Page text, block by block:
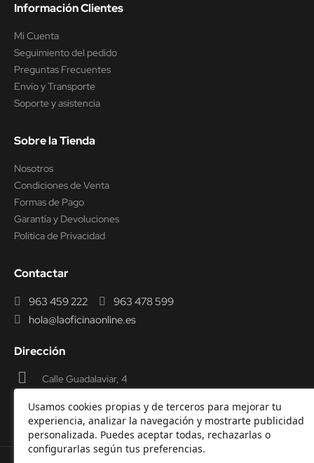
Usamos cookies propias y de terceros para mejorar tu
experiencia, analizar la navegación y mostrarte publicidad
personalizada. Puedes aceptar todas, rechazarlas o
configurarlas según tus preferencias.
Información Clientes
Mi Cuenta
Seguimiento del pedido
Preguntas Frecuentes
Envío y Transporte
Soporte y asistencia
Sobre la Tienda
Nosotros
Condiciones de Venta
Formas de Pago
Garantía y Devoluciones
Política de Privacidad
Contactar
963 459 222
963 478 599
hola@laoficinaonline.es
Dirección
Calle Guadalaviar, 4